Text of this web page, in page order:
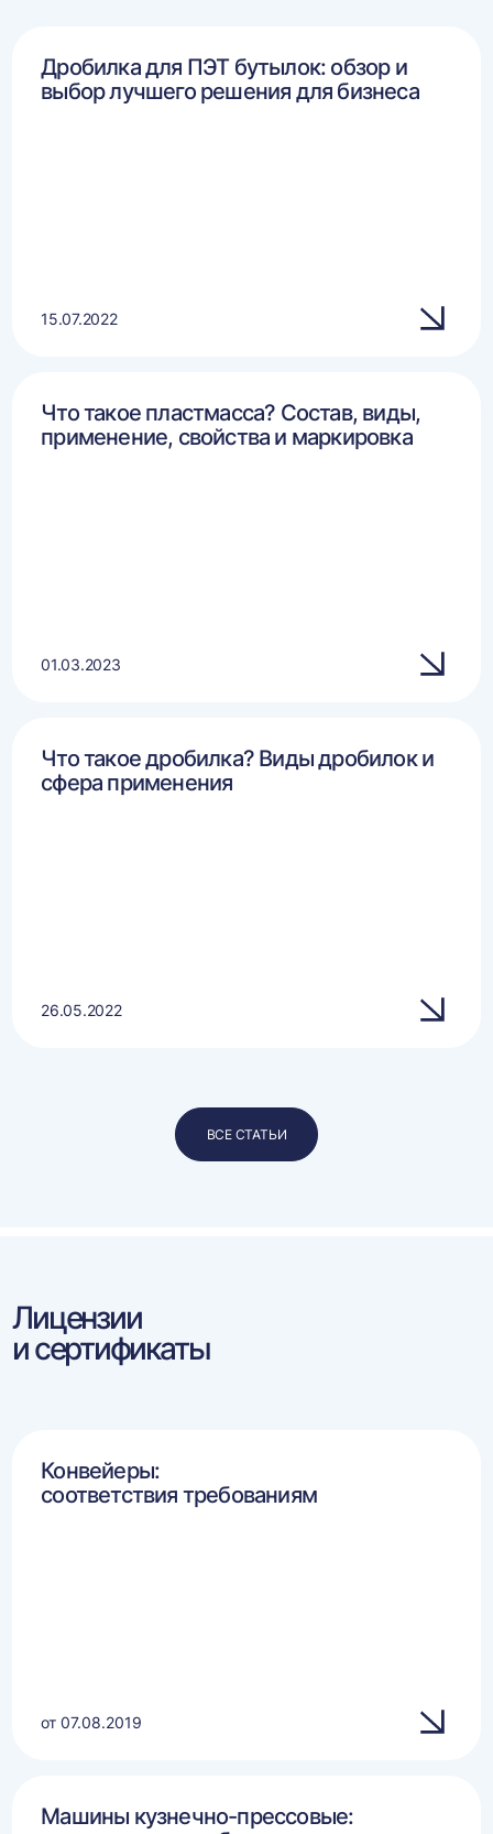
Дробилка для ПЭТ бутылок: обзор и
выбор лучшего решения для бизнеса
15.07.2022
Что такое пластмасса? Состав, виды,
применение, свойства и маркировка
01.03.2023
Что такое дробилка? Виды дробилок и
сфера применения
26.05.2022
ВСЕ СТАТЬИ
Лицензии
и сертификаты
Конвейеры:
соответствия требованиям
от 07.08.2019
Машины кузнечно-прессовые: